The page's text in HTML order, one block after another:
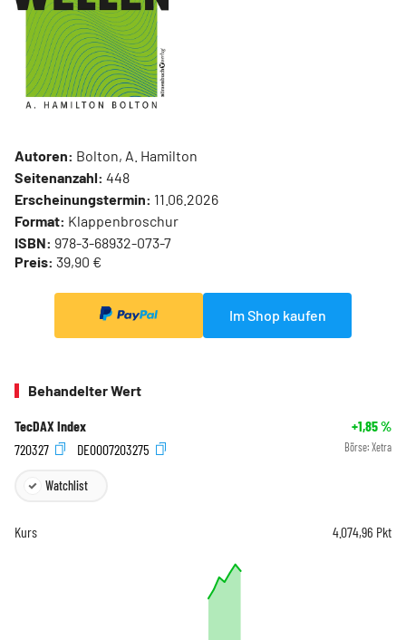
Autoren: Bolton, A. Hamilton
Seitenanzahl: 448
Erscheinungstermin: 11.06.2026
Format: Klappenbroschur
ISBN: 978-3-68932-073-7
Preis: 39,90 €
Im Shop kaufen
Behandelter Wert
TecDAX Index +1,85%
720327
DE0007203275 Börse: Xetra
Watchlist
Kurs 4.074,96 Pkt